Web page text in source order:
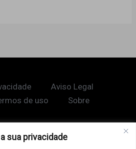
sua privacidade
Aviso Legal
de uso Sobre